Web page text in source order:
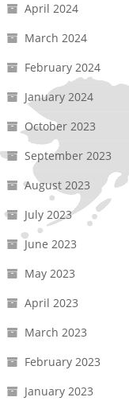
April 2024
March 2024
February 2024
January 2024
October 2023
September 2023
August 2023
July 2023
June 2023
May 2023
April 2023
March 2023
February 2023
January 2023